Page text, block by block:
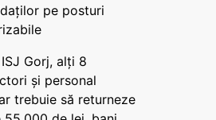
pe posturi
Gorj, alți 8
și personal
trebuie să returneze